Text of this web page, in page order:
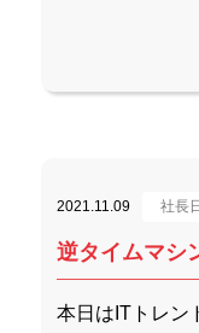
2021.11.09 社長
逆タイムマシ
本日はITトレン